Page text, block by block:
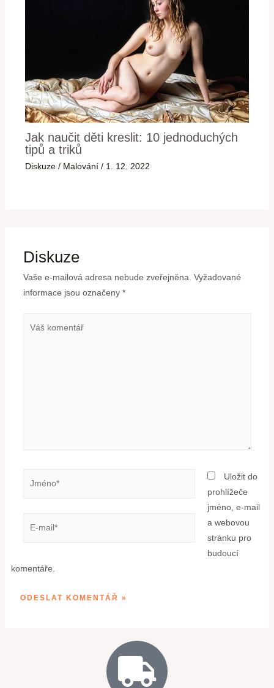
Jak naučit děti kreslit: 10 jednoduchých
tipů a triků
Diskuze / Malování / 1. 12. 2022
Diskuze
Vaše e-mailová adresa nebude zveřejněna. Vyžadované
informace jsou označeny *
Uložit do
prohlížeče
jméno, e-mail
a webovou
stránku pro
budoucí
komentáře.